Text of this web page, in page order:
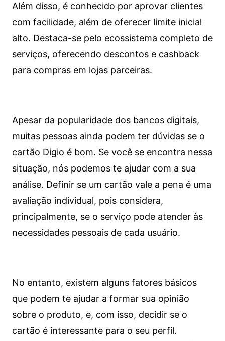
Além disso, é conhecido por aprovar clientes
com facilidade, além de oferecer limite inicial
alto. Destaca-se pelo ecossistema completo de
serviços, oferecendo descontos e cashback
para compras em lojas parceiras.
Apesar da popularidade dos bancos digitais,
muitas pessoas ainda podem ter dúvidas se o
cartão Digio é bom. Se você se encontra nessa
situação, nós podemos te ajudar com a sua
análise. Definir se um cartão vale a pena é uma
avaliação individual, pois considera,
principalmente, se o serviço pode atender às
necessidades pessoais de cada usuário.
No entanto, existem alguns fatores básicos
que podem te ajudar a formar sua opinião
sobre o produto, e, com isso, decidir se o
cartão é interessante para o seu perfil.